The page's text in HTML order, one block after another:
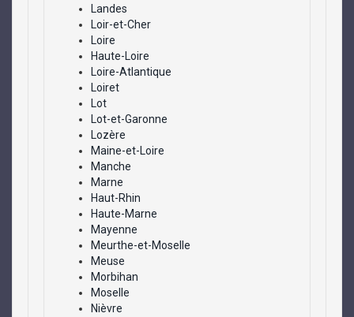
Landes
Loir-et-Cher
Loire
Haute-Loire
Loire-Atlantique
Loiret
Lot
Lot-et-Garonne
Lozère
Maine-et-Loire
Manche
Marne
Haut-Rhin
Haute-Marne
Mayenne
Meurthe-et-Moselle
Meuse
Morbihan
Moselle
Nièvre